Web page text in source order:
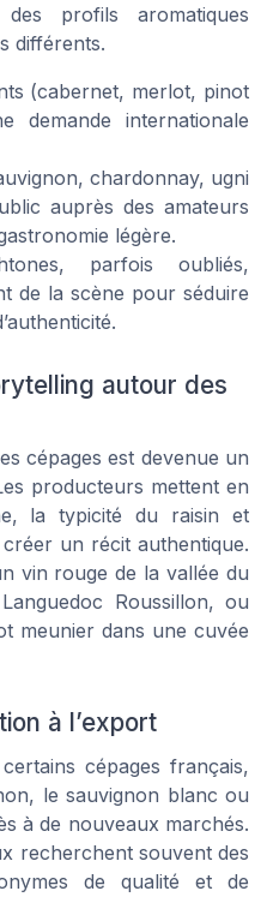
profils aromatiques
différents.
(cabernet, merlot, pinot
demande internationale
chardonnay, ugni
auprès des amateurs
légère.
parfois oubliés,
de la scène pour séduire
autour des
cépages est devenue un
producteurs mettent en
la typicité du raisin et
un récit authentique.
vin rouge de la vallée du
Roussillon, ou
meunier dans une cuvée
à l’export
cépages français,
le sauvignon blanc ou
à de nouveaux marchés.
recherchent souvent des
de qualité et de